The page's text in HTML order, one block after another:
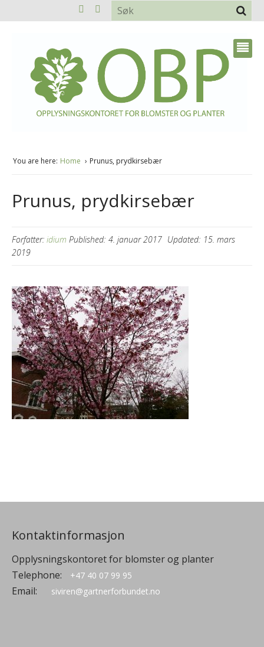
You are here: Home Prunus, prydkirsebær
Prunus, prydkirsebær
Forfatter: idium Published: 4. januar 2017 Updated: 15. mars
2019
Kontaktinformasjon
Opplysningskontoret for blomster og planter
Telephone:
+47 40 07 99 95
Email: siviren@gartnerforbundet.no